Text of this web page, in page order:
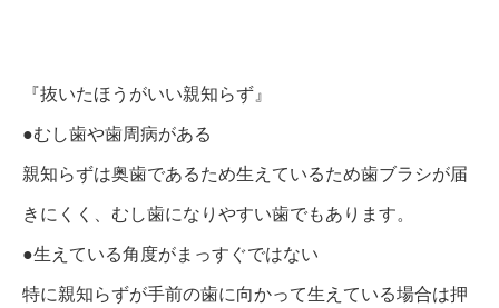
『抜いたほうがいい親知らず』
●むし歯や歯周病がある
親知らずは奥歯であるため生えているため歯ブラシが届
きにくく、むし歯になりやすい歯でもあります。
●生えている角度がまっすぐではない
特に親知らずが手前の歯に向かって生えている場合は押